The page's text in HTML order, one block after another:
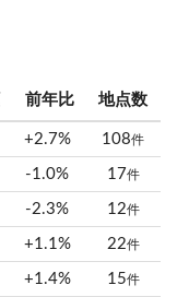
前年比 地点数
+2.7% 108件
-1.0% 17件
-2.3% 12件
+1.1% 22件
+1.4% 15件